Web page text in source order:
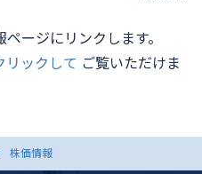
ージにリンクします。
リックして ご覧いただけま
株価情報